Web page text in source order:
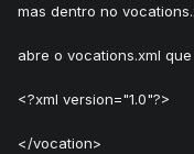
mas dentro no
abre o vocations.xml
<?xml version="1.0"?>
</vocation>